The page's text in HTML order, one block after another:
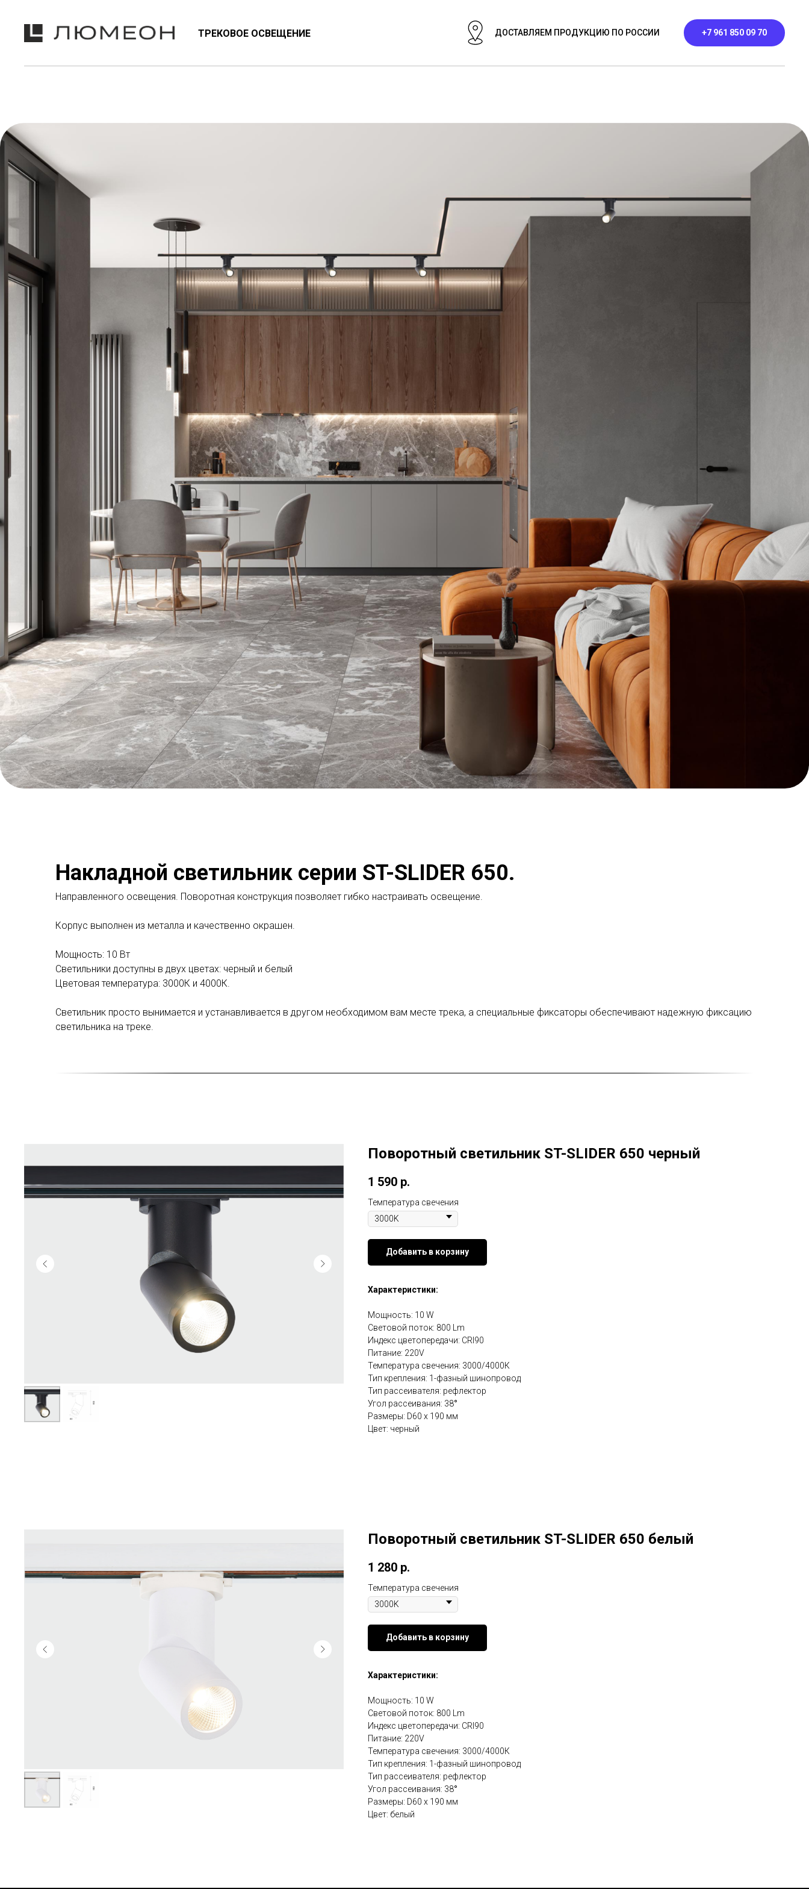
ТРЕКОВОЕ ОСВЕЩЕНИЕ ДОСТАВЛЯЕМ ПРОДУКЦИЮ ПО РОССИИ +7 961 850 09 70
Накладной светильник серии ST-SLIDER 650.
Направленного освещения. Поворотная конструкция позволяет гибко настраивать освещение.
Корпус выполнен из металла и качественно окрашен.
Мощность: 10 Вт
Светильники доступны в двух цветах: черный и белый
Цветовая температура: 3000К и 4000К.
Светильник просто вынимается и устанавливается в другом необходимом вам месте трека, а специальные фиксаторы обеспечивают надежную фиксацию
светильника на треке.
Поворотный светильник ST-SLIDER 650 черный
1 590 р.
Температура свечения
Добавить в корзину
Характеристики:
Мощность: 10 W
Световой поток: 800 Lm
Индекс цветопередачи: CRI90
Питание: 220V
Температура свечения: 3000/4000К
Тип крепления: 1-фазный шинопровод
Тип рассеивателя: рефлектор
Угол рассеивания: 38°
Размеры: D60 х 190 мм
Цвет: черный
Поворотный светильник ST-SLIDER 650 белый
1 280 р.
Температура свечения
Добавить в корзину
Характеристики:
Мощность: 10 W
Световой поток: 800 Lm
Индекс цветопередачи: CRI90
Питание: 220V
Температура свечения: 3000/4000К
Тип крепления: 1-фазный шинопровод
Тип рассеивателя: рефлектор
Угол рассеивания: 38°
Размеры: D60 х 190 мм
Цвет: белый